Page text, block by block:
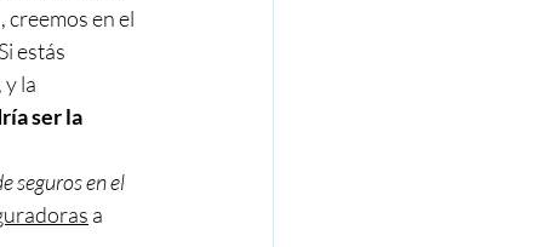
en el
estás
la
ser la
seguros en el
a